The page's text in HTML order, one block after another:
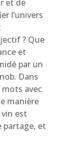
et de
l’univers
? Que
et
par un
Dans
mots avec
manière
est
partage, et